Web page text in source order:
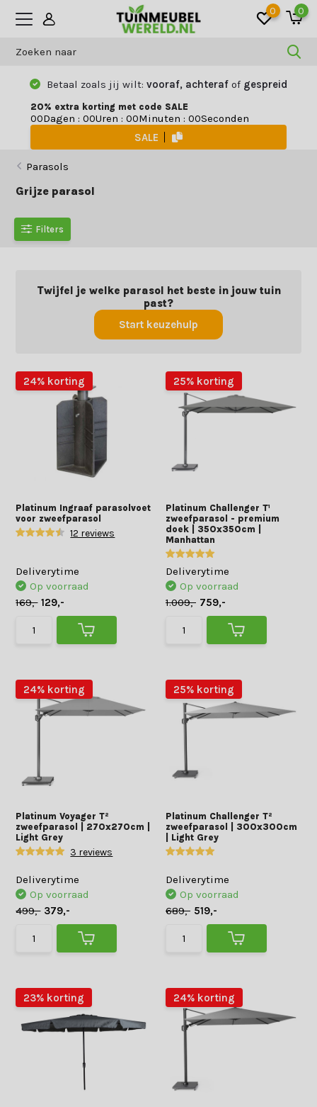
0 0
Betaal zoals jij wilt:vooraf, achterafof gespreid
20% extra korting met code SALE
00Dagen : 00Uren : 00Minuten : 00Seconden
SALE
Parasols
Grijze parasol
Filters
Twijfel je welke parasol het beste in jouw tuin
past?
Start keuzehulp
24% korting
Platinum Ingraaf parasolvoet
voor zweefparasol
12 reviews
Deliverytime
Op voorraad
169,- 129,-
25% korting
Platinum Challenger T¹
zweefparasol - premium
doek | 350x350cm |
Manhattan
Deliverytime
Op voorraad
1.009,- 759,-
24% korting
Platinum Voyager T²
zweefparasol | 270x270cm |
Light Grey
3 reviews
Deliverytime
Op voorraad
499,- 379,-
25% korting
Platinum Challenger T²
zweefparasol | 300x300cm
| Light Grey
Deliverytime
Op voorraad
689,- 519,-
23% korting 24% korting